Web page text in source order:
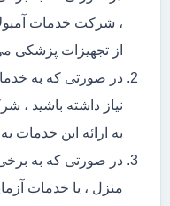
، شرکت خدمات
از تجهیزات پزشکی
در صورتی که به
نیاز داشته باشید ،
به ارائه این خدمات
در صورتی که به
منزل ، یا خدمات